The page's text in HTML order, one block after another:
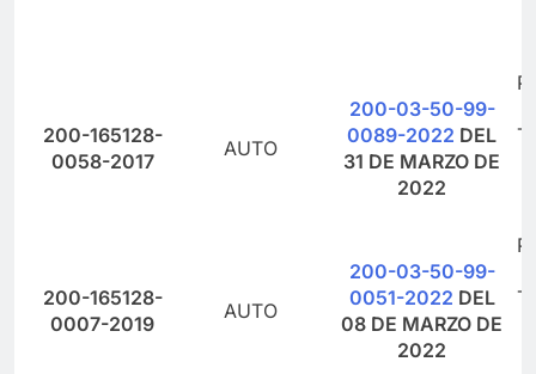
200-165128-
0058-2017
AUTO
200-03-50-99-
0089-2022 DEL
31 DE MARZO DE
2022
200-165128-
0007-2019
AUTO
200-03-50-99-
0051-2022 DEL
08 DE MARZO DE
2022